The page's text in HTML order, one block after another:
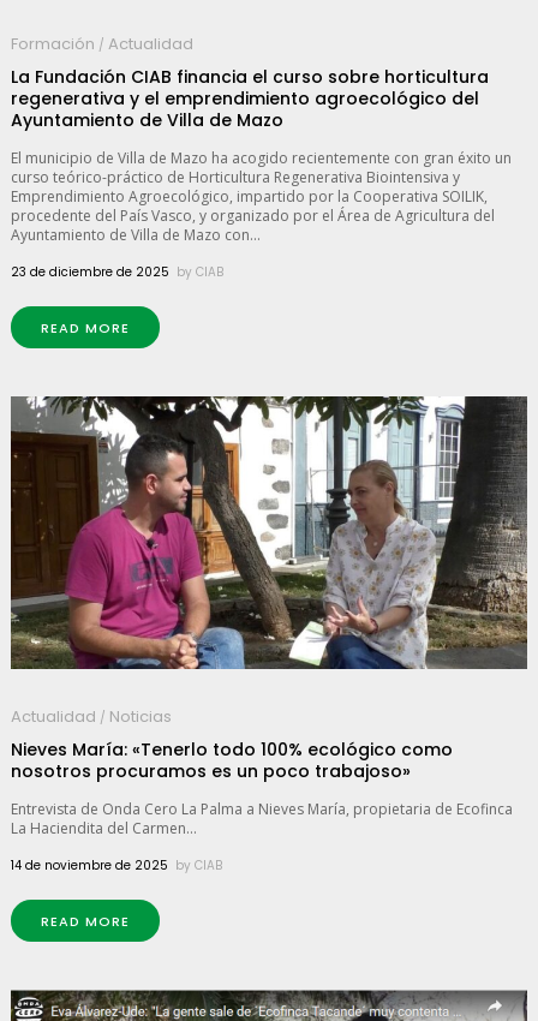
Formación / Actualidad
La Fundación CIAB financia el curso sobre horticultura
regenerativa y el emprendimiento agroecológico del
Ayuntamiento de Villa de Mazo
El municipio de Villa de Mazo ha acogido recientemente con gran éxito un
curso teórico-práctico de Horticultura Regenerativa Biointensiva y
Emprendimiento Agroecológico, impartido por la Cooperativa SOILIK,
procedente del País Vasco, y organizado por el Área de Agricultura del
Ayuntamiento de Villa de Mazo con...
23 de diciembre de 2025 by CIAB
READ MORE
Actualidad / Noticias
Nieves María: «Tenerlo todo 100% ecológico como
nosotros procuramos es un poco trabajoso»
Entrevista de Onda Cero La Palma a Nieves María, propietaria de Ecofinca
La Haciendita del Carmen...
14 de noviembre de 2025 by CIAB
READ MORE